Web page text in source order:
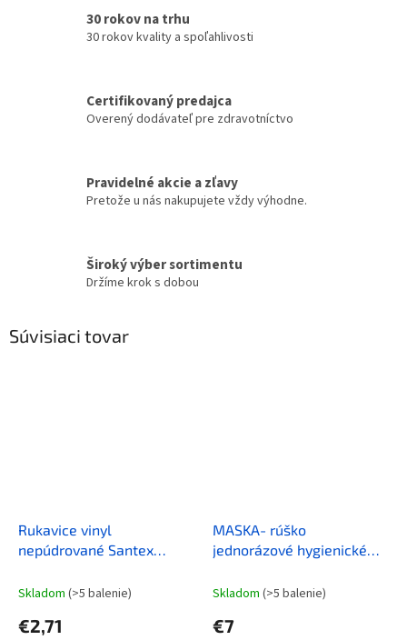
30 rokov na trhu
30 rokov kvality a spoľahlivosti
Certifikovaný predajca
Overený dodávateľ pre zdravotníctvo
Pravidelné akcie a zľavy
Pretože u nás nakupujete vždy výhodne.
Široký výber sortimentu
Držíme krok s dobou
Súvisiaci tovar
Rukavice vinyl
nepúdrované Santex
Skladom (>5 balenie)
€2,71
MASKA- rúško
jednorázové hygienické
balení
Skladom (>5 balenie)
€7